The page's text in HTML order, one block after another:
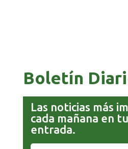
Boletín
Las noticias más
cada mañana en
entrada.